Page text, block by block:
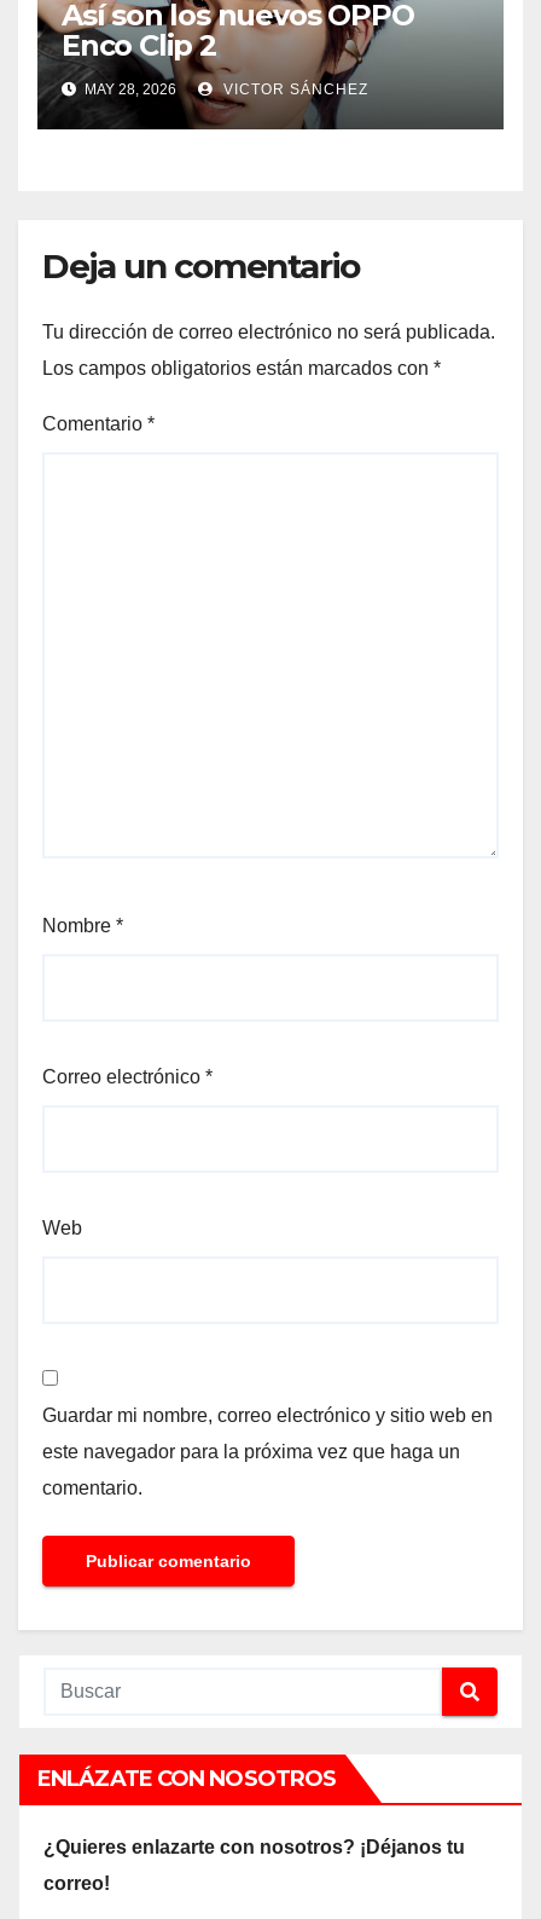
Así son los nuevos OPPO
Enco Clip 2
MAY 28, 2026 VICTOR SÁNCHEZ
Deja un comentario
Tu dirección de correo electrónico no será publicada.
Los campos obligatorios están marcados con *
Comentario *
Nombre *
Correo electrónico *
Web
Guardar mi nombre, correo electrónico y sitio web en
este navegador para la próxima vez que haga un
comentario.
ENLÁZATE CON NOSOTROS
¿Quieres enlazarte con nosotros? ¡Déjanos tu
correo!